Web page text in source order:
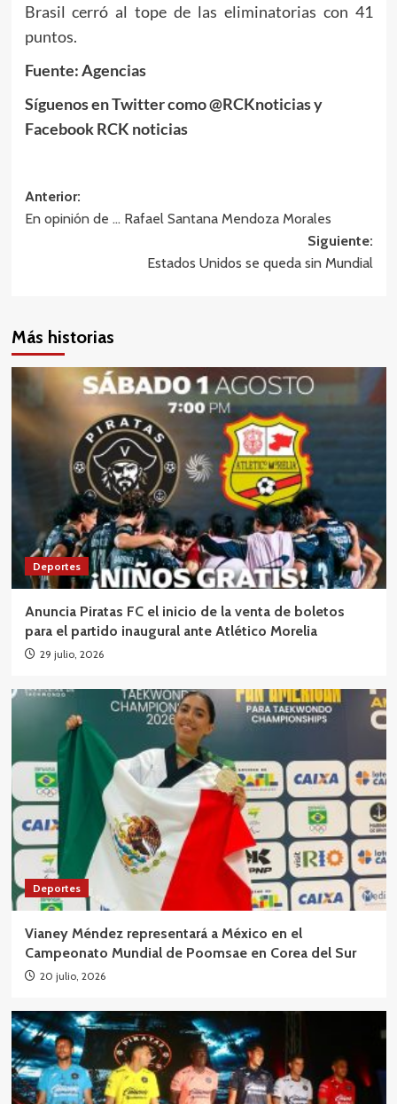
Brasil cerró al tope de las eliminatorias con 41
puntos.
Fuente: Agencias
Síguenos en Twitter como @RCKnoticias y
Facebook RCK noticias
Navegación
de
Anterior:
En opinión de … Rafael Santana Mendoza Morales
Siguiente:
Estados Unidos se queda sin Mundial
Más historias
Deportes
Anuncia Piratas FC el inicio de la venta de boletos
para el partido inaugural ante Atlético Morelia
29 julio, 2026
Deportes
Vianey Méndez representará a México en el
Campeonato Mundial de Poomsae en Corea del Sur
20 julio, 2026